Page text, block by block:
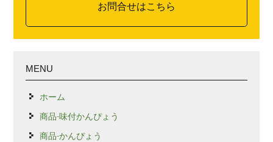
お問合せはこちら
MENU
ホーム
商品-味付かんぴょう
商品-かんぴょう